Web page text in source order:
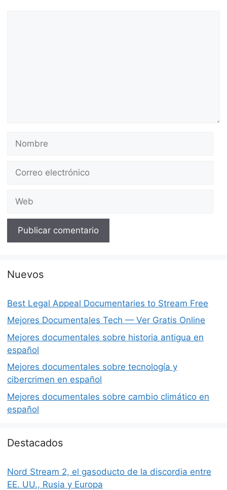
electrónico
Nuevos
Best Legal Appeal Documentaries to Stream Free
Mejores Documentales Tech — Ver Gratis Online
Mejores documentales sobre historia antigua en
español
Mejores documentales sobre tecnología y
cibercrimen en español
Mejores documentales sobre cambio climático en
español
Destacados
Nord Stream 2, el gasoducto de la discordia entre
EE. UU., Rusia y Europa